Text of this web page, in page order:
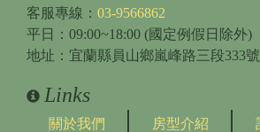
客服專線： 03-9566862
平日：09:00~18:00 (國定例假日除外)
地址：宜蘭縣員山鄉嵐峰路三段333號
Links
關於我們 房型介紹